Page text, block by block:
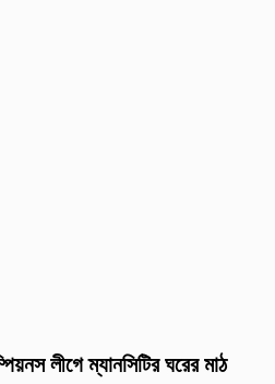
লীগে ম্যানসিটির ঘরের মাঠ